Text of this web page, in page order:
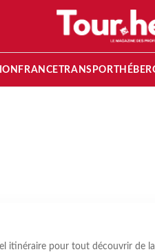
FRANCETRANSPORT
itinéraire pour tout découvrir de